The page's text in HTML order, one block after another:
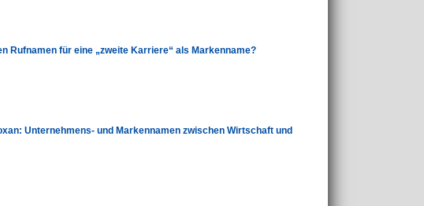
Rufnamen für eine „zweite Karriere“ als Markenname?
Unternehmens- und Markennamen zwischen Wirtschaft und